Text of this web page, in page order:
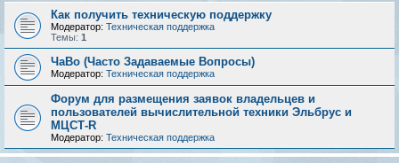
Как получить техническую поддержку
Модератор: Техническая поддержка
Темы: 1
ЧаВо (Часто Задаваемые Вопросы)
Модератор: Техническая поддержка
Форум для размещения заявок владельцев и
пользователей вычислительной техники Эльбрус и
МЦСТ-R
Модератор: Техническая поддержка